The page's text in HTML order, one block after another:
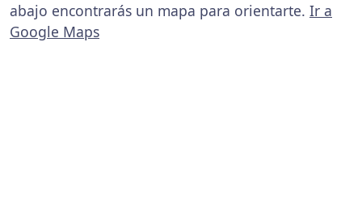
abajo encontrarás un mapa para orientarte. Ir a
Google Maps